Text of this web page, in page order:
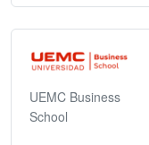
UEMC Business
School